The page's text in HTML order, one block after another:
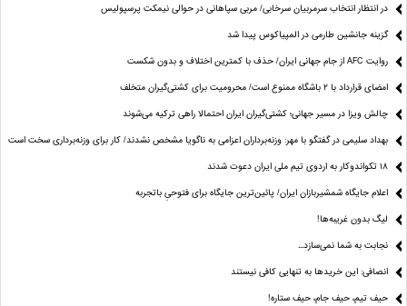
در انتظار انتخاب سرمربیان سرخابی/ مربی سپاهانی در حوالی نیمکت پرسپولیس
گزینه جانشین طارمی در المپیاکوس پیدا شد
روایت AFC از جام جهانی ایران/ حذف با کمترین اختلاف و بدون شکست
امضای قرارداد با ۲ باشگاه ممنوع است/ محرومیت برای کشتی‌گیران متخلف
چالش ویزا در مسیر جهانی؛ کشتی‌گیران ایران احتمالا راهی ترکیه می‌شوند
بهداد سلیمی در گفتگو با مهر: وزنه‌برداران اعزامی به ناگویا مشخص نشدند/ کار برای وزنه‌برداری سخت است
۱۸ تکواندوکار به اردوی تیم ملی ایران دعوت شدند
اعلام جایگاه شمشیربازان ایران/ پائین‌ترین جایگاه برای فتوحیِ باتجربه
لیگ بدون غریبه‌ها!
نجابت به شما نمی‌سازد...
انصافی: این خریدها به تنهایی کافی نیستند
حیف تیم، حیف جام، حیف ستاره‌!